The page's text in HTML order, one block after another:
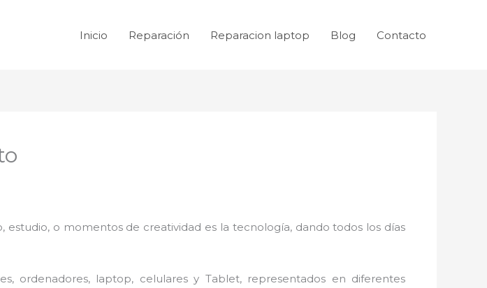
Inicio Reparación Reparacion laptop Blog Contacto
o momentos de creatividad es la tecnología, dando todos los días
ordenadores, laptop, celulares y Tablet, representados en diferentes